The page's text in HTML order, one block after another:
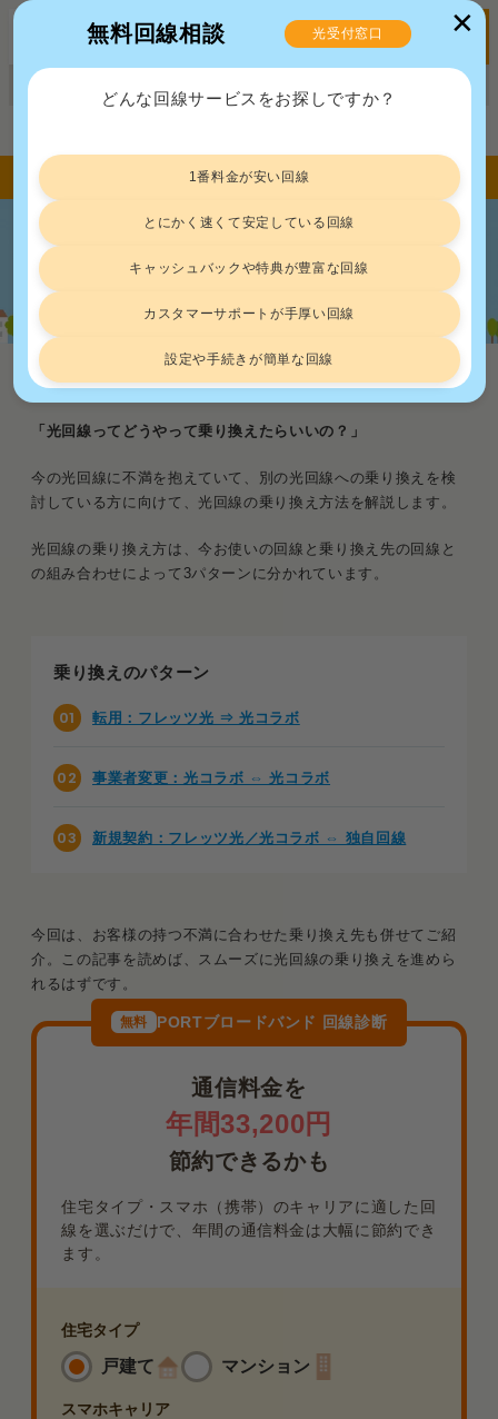
光回線の乗り換え方法｜最適な乗り換
え先の見つけ方も解説
光回線
「光回線ってどうやって乗り換えたらいいの？」
今の光回線に不満を抱えていて、別の光回線への乗り換えを検
討している方に向けて、光回線の乗り換え方法を解説します。
光回線の乗り換え方は、今お使いの回線と乗り換え先の回線と
の組み合わせによって3パターンに分かれています。
乗り換えのパターン
転用：フレッツ光 ⇒ 光コラボ
事業者変更：光コラボ ⇔ 光コラボ
新規契約：フレッツ光／光コラボ ⇔ 独自回線
今回は、お客様の持つ不満に合わせた乗り換え先も併せてご紹
介。この記事を読めば、スムーズに光回線の乗り換えを進めら
れるはずです。
無料 PORTブロードバンド 回線診断
通信料金を
年間33,200円
節約できるかも
住宅タイプ・スマホ（携帯）のキャリアに適した回
線を選ぶだけで、年間の通信料金は大幅に節約でき
ます。
住宅タイプ
戸建て マンション
スマホキャリア
✕
無料回線相談 光受付窓口
どんな回線サービスをお探しですか？
1番料金が安い回線
とにかく速くて安定している回線
キャッシュバックや特典が豊富な回線
カスタマーサポートが手厚い回線
設定や手続きが簡単な回線